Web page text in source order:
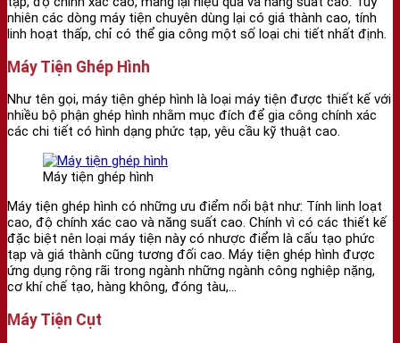
nhiên các dòng máy tiện chuyên dùng lại có giá thành cao, tính
linh hoạt thấp, chỉ có thể gia công một số loại chi tiết nhất định.
Máy Tiện Ghép Hình
Như tên gọi, máy tiện ghép hình là loại máy tiện được thiết kế với
nhiều bộ phận ghép hình nhằm mục đích để gia công chính xác
các chi tiết có hình dạng phức tạp, yêu cầu kỹ thuật cao.
Máy tiện ghép hình
Máy tiện ghép hình có những ưu điểm nổi bật như: Tính linh loạt
cao, độ chính xác cao và năng suất cao. Chính vì có các thiết kế
đặc biệt nên loại máy tiện này có nhược điểm là cấu tạo phức
tạp và giá thành cũng tương đối cao. Máy tiện ghép hình được
ứng dụng rộng rãi trong ngành những ngành công nghiệp nặng,
cơ khí chế tạo, hàng không, đóng tàu,…
Máy Tiện Cụt